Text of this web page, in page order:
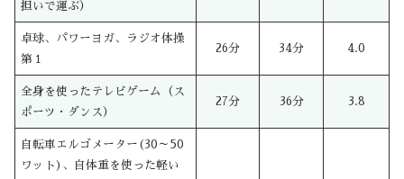
担いで運ぶ）
卓球、パワーヨガ、ラジオ体操
第１
26分 34分 4.0
全身を使ったテレビゲーム（ス
ポーツ・ダンス）
27分 36分 3.8
自転車エルゴメーター(30～50
ワット)、自体重を使った軽い